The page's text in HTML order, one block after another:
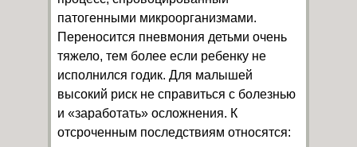
патогенными микроорганизмами.
Переносится пневмония детьми очень
тяжело, тем более если ребенку не
исполнился годик. Для малышей
высокий риск не справиться с болезнью
и «заработать» осложнения. К
отсроченным последствиям относятся: